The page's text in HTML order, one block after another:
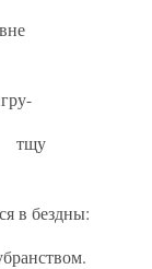
в бездны: